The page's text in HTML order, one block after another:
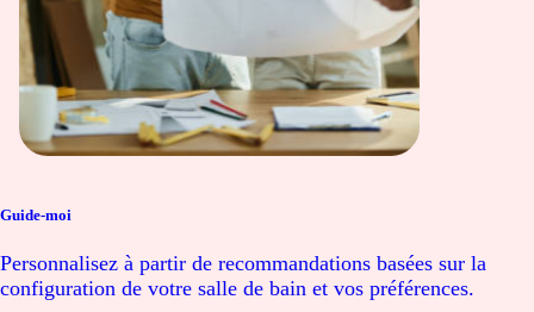
Guide-moi
Personnalisez à partir de recommandations basées sur la
configuration de votre salle de bain et vos préférences.